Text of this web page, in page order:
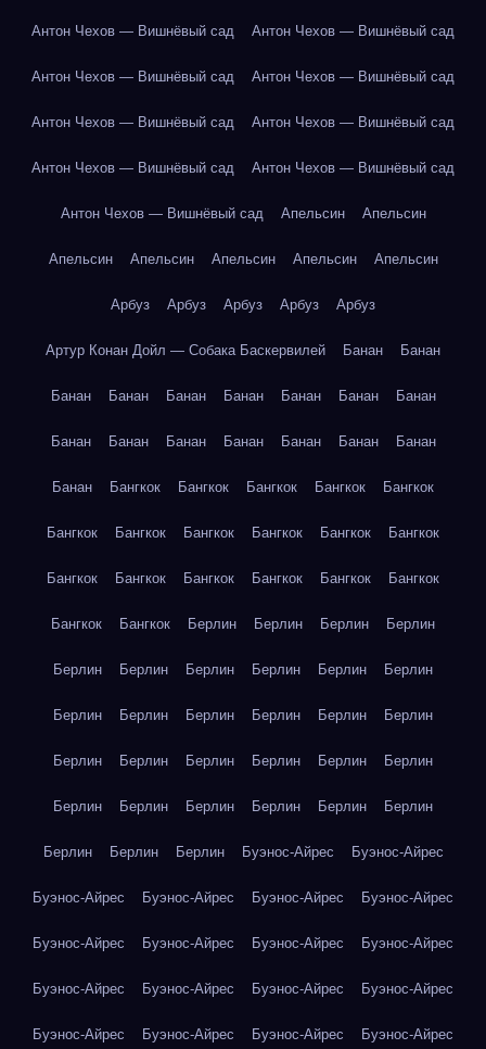
Антон Чехов — Вишнёвый сад Антон Чехов — Вишнёвый сад
Антон Чехов — Вишнёвый сад Антон Чехов — Вишнёвый сад
Антон Чехов — Вишнёвый сад Антон Чехов — Вишнёвый сад
Антон Чехов — Вишнёвый сад Антон Чехов — Вишнёвый сад
Антон Чехов — Вишнёвый сад Апельсин Апельсин
Апельсин Апельсин Апельсин Апельсин Апельсин
Арбуз Арбуз Арбуз Арбуз Арбуз
Артур Конан Дойл — Собака Баскервилей Банан Банан
Банан Банан Банан Банан Банан Банан Банан
Банан Банан Банан Банан Банан Банан Банан
Банан Бангкок Бангкок Бангкок Бангкок Бангкок
Бангкок Бангкок Бангкок Бангкок Бангкок Бангкок
Бангкок Бангкок Бангкок Бангкок Бангкок Бангкок
Бангкок Бангкок Берлин Берлин Берлин Берлин
Берлин Берлин Берлин Берлин Берлин Берлин
Берлин Берлин Берлин Берлин Берлин Берлин
Берлин Берлин Берлин Берлин Берлин Берлин
Берлин Берлин Берлин Берлин Берлин Берлин
Берлин Берлин Берлин Буэнос-Айрес Буэнос-Айрес
Буэнос-Айрес Буэнос-Айрес Буэнос-Айрес Буэнос-Айрес
Буэнос-Айрес Буэнос-Айрес Буэнос-Айрес Буэнос-Айрес
Буэнос-Айрес Буэнос-Айрес Буэнос-Айрес Буэнос-Айрес
Буэнос-Айрес Буэнос-Айрес Буэнос-Айрес Буэнос-Айрес